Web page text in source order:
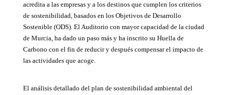
acredita a las empresas y a los destinos que cumplen los criterios
de sostenibilidad, basados en los Objetivos de Desarrollo
Sostenible (ODS). El Auditorio con mayor capacidad de la ciudad
de Murcia, ha dado un paso más y ha inscrito su Huella de
Carbono con el fin de reducir y después compensar el impacto de
las actividades que acoge.
El análisis detallado del plan de sostenibilidad ambiental del